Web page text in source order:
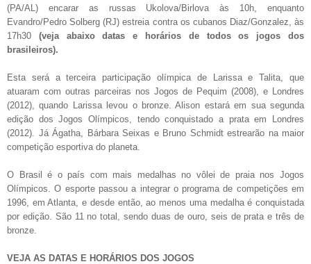
(PA/AL) encarar as russas Ukolova/Birlova às 10h, enquanto
Evandro/Pedro Solberg (RJ) estreia contra os cubanos Diaz/Gonzalez, às
17h30 (veja abaixo datas e horários de todos os jogos dos
brasileiros).
Esta será a terceira participação olímpica de Larissa e Talita, que
atuaram com outras parceiras nos Jogos de Pequim (2008), e Londres
(2012), quando Larissa levou o bronze. Alison estará em sua segunda
edição dos Jogos Olímpicos, tendo conquistado a prata em Londres
(2012). Já Ágatha, Bárbara Seixas e Bruno Schmidt estrearão na maior
competição esportiva do planeta.
O Brasil é o país com mais medalhas no vôlei de praia nos Jogos
Olímpicos. O esporte passou a integrar o programa de competições em
1996, em Atlanta, e desde então, ao menos uma medalha é conquistada
por edição. São 11 no total, sendo duas de ouro, seis de prata e três de
bronze.
VEJA AS DATAS E HORÁRIOS DOS JOGOS